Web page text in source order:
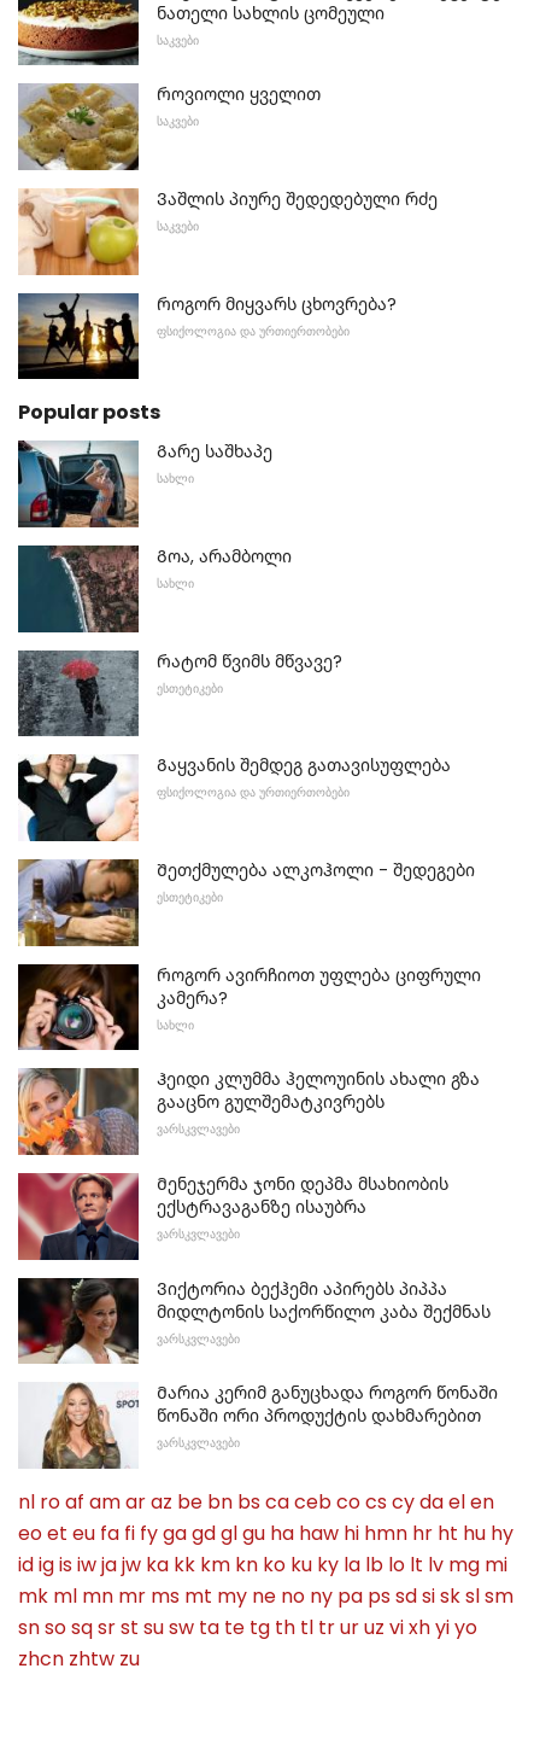
ნათელი სახლის ცომეული
ᲡᲐᲙᲕᲔᲑᲘ
Როვიოლი ყველით
ᲡᲐᲙᲕᲔᲑᲘ
Ვაშლის პიურე შედედებული რძე
ᲡᲐᲙᲕᲔᲑᲘ
Როგორ მიყვარს ცხოვრება?
ᲤᲡᲘᲥᲝᲚᲝᲒᲘᲐ ᲓᲐ ᲣᲠᲗᲘᲔᲠᲗᲝᲑᲔᲑᲘ
Popular posts
Გარე საშხაპე
ᲡᲐᲮᲚᲘ
Გოა, არამბოლი
ᲡᲐᲮᲚᲘ
Რატომ წვიმს მწვავე?
ᲔᲡᲗᲔᲢᲘᲙᲔᲑᲘ
Გაყვანის შემდეგ გათავისუფლება
ᲤᲡᲘᲥᲝᲚᲝᲒᲘᲐ ᲓᲐ ᲣᲠᲗᲘᲔᲠᲗᲝᲑᲔᲑᲘ
Შეთქმულება ალკოჰოლი - შედეგები
ᲔᲡᲗᲔᲢᲘᲙᲔᲑᲘ
Როგორ ავირჩიოთ უფლება ციფრული
კამერა?
ᲡᲐᲮᲚᲘ
Ჰეიდი კლუმმა ჰელოუინის ახალი გზა
გააცნო გულშემატკივრებს
ᲕᲐᲠᲡᲙᲕᲚᲐᲕᲔᲑᲘ
Მენეჯერმა ჯონი დეპმა მსახიობის
ექსტრავაგანზე ისაუბრა
ᲕᲐᲠᲡᲙᲕᲚᲐᲕᲔᲑᲘ
Ვიქტორია ბექჰემი აპირებს პიპპა
მიდლტონის საქორწილო კაბა შექმნას
ᲕᲐᲠᲡᲙᲕᲚᲐᲕᲔᲑᲘ
Მარია კერიმ განუცხადა როგორ წონაში
წონაში ორი პროდუქტის დახმარებით
ᲕᲐᲠᲡᲙᲕᲚᲐᲕᲔᲑᲘ
nl roaf amaraz be bn bscacebcocscydaelen
eoet eu fa fi fygagdglgu ha haw hi hmn hr ht hu hy
idigisiwjajw ka kk km kn ko ku ky la lb lo lt lv mg mi
mk ml mn mr ms mt my ne no ny pa pssdsiskslsm
snsosqsrst susw ta te tg th tl truruz vixhyiyo
zhcn zhtw zu